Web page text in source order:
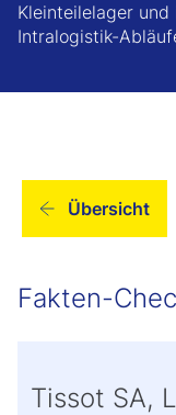
Kleinteilelager
Intralogistik-
Übersicht
Fakten-
Tissot SA,